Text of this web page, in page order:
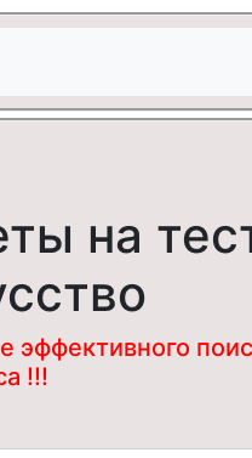
на
эффективного
!!!